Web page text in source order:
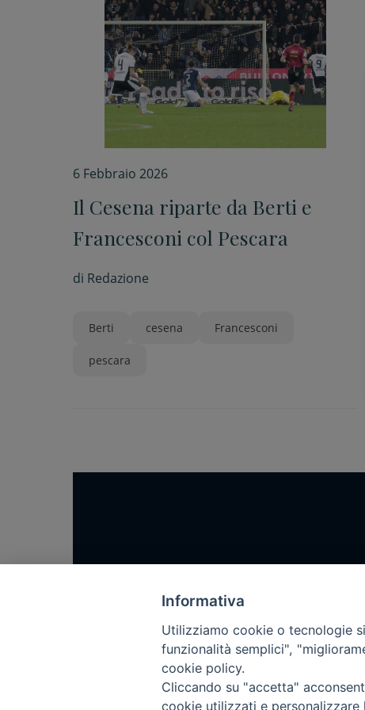
6 Febbraio 2026
Il Cesena riparte da Berti e
Francesconi col Pescara
di Redazione
Berti cesena Francesconi
pescara
Come abbonarsi
Informativa
Utilizziamo cookie o tecnologie
funzionalità semplici",
cookie policy.
Cliccando su "accetta"
cookie utilizzati e